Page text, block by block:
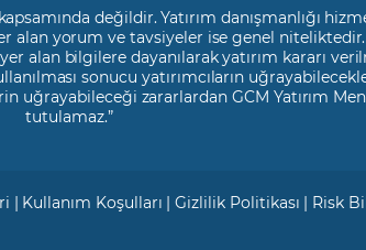
değildir. Yatırım danışmanlığı
alan yorum ve tavsiyeler ise genel
alan bilgilere dayanılarak yatırım kararı
sonucu yatırımcıların
uğrayabileceği zararlardan GCM Yatırım
tutulamaz.”
| Kullanım Koşulları |Gizlilik Politikası | Risk